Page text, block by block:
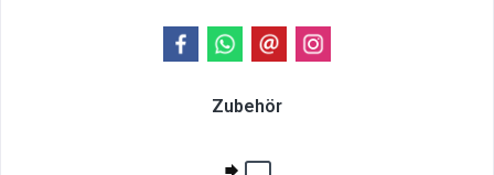
Zubehör